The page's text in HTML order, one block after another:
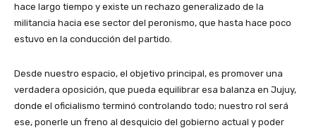
hace largo tiempo y existe un rechazo generalizado de la
militancia hacia ese sector del peronismo, que hasta hace poco
estuvo en la conducción del partido.
Desde nuestro espacio, el objetivo principal, es promover una
verdadera oposición, que pueda equilibrar esa balanza en Jujuy,
donde el oficialismo terminó controlando todo; nuestro rol será
ese, ponerle un freno al desquicio del gobierno actual y poder